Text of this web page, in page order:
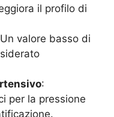
il profilo di
valore basso di
:
per la pressione